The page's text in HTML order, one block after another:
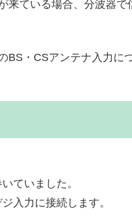
来ている場合、分波器で
BS・CSアンテナ入力に
ていました。
入力に接続します。